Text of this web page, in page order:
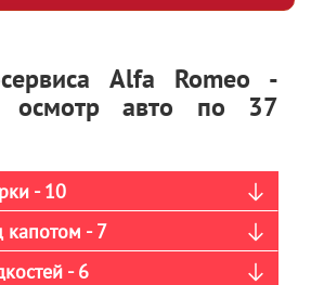
Alfa Romeo -
осмотр авто по 37
- 10
капотом - 7
- 6